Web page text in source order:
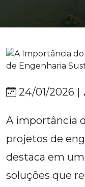
24/01/2026 |
A importância
projetos de
destaca em
soluções que